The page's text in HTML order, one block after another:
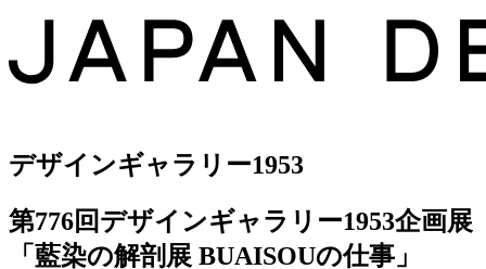
デザインギャラリー1953
第776回デザインギャラリー1953企画展
「藍染の解剖展 BUAISOUの仕事」